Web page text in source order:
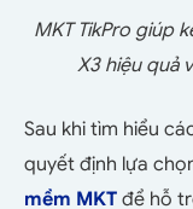
MKT TikPro giúp
X3 hiệu quả
Sau khi tìm hiểu
quyết định lựa
mềm MKT để hỗ